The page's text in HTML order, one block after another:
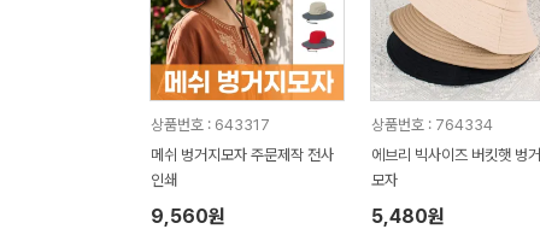
상품번호 : 643317
메쉬 벙거지모자 주문제작 전사
인쇄
9,560원
상품번호 : 764334
에브리 빅사이즈 버킷햇 벙
모자
5,480원